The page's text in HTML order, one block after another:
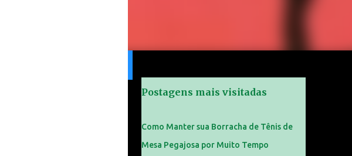
Postagens mais visitadas
Como Manter sua Borracha de Tênis de
Mesa Pegajosa por Muito Tempo